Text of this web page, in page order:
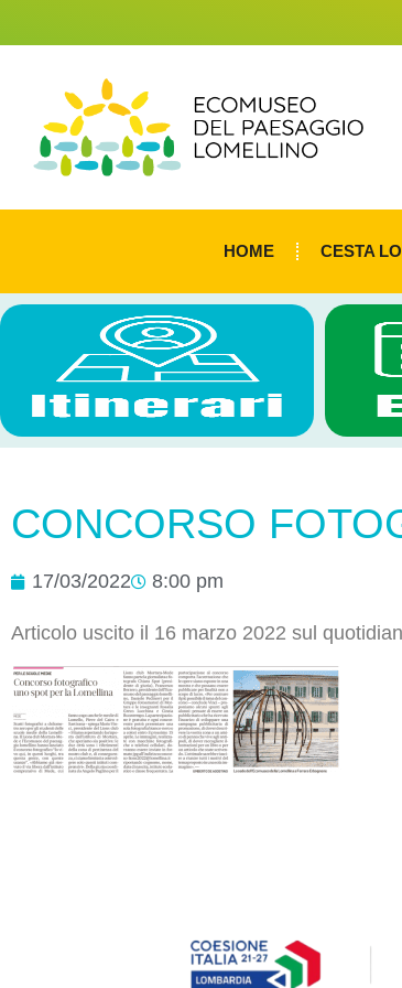
HOME CESTA
CONCORSO
17/03/2022 8:00 pm
Articolo uscito il 16 marzo 2022 sul